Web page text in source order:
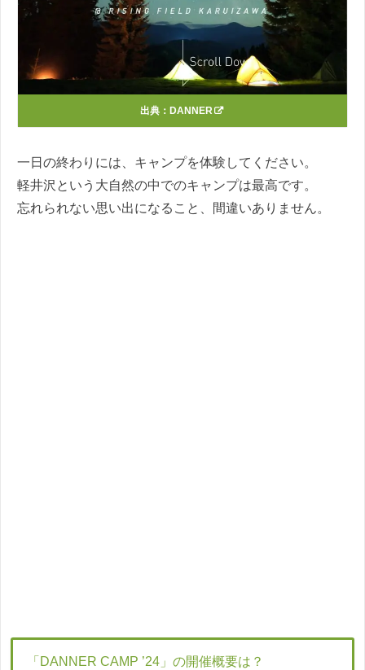
出典： DANNER
一日の終わりには、キャンプを体験してください。
軽井沢という大自然の中でのキャンプは最高です。
忘れられない思い出になること、間違いありません。
「DANNER CAMP ’24」の開催概要は？